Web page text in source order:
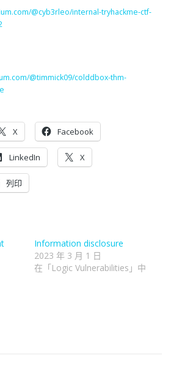
@cyb3rleo/internal-tryhackme-ctf-
@timmick09/colddbox-thm-
X Facebook
LinkedIn X
列印
Information disclosure
2023 年 3 月 1 日
在「Logic Vulnerabilities」中